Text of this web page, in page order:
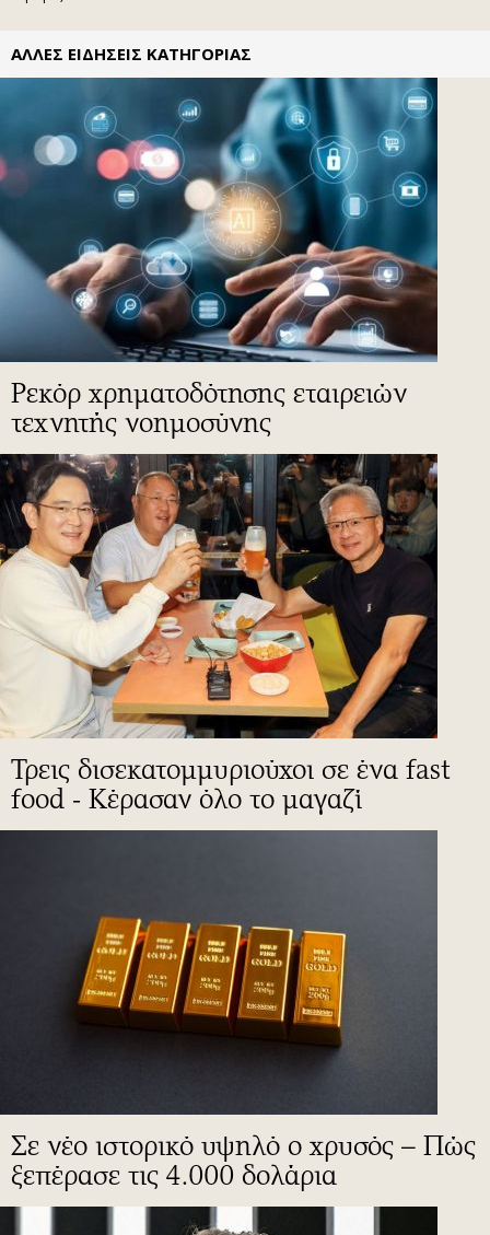
ΑΛΛΕΣ ΕΙΔΗΣΕΙΣ ΚΑΤΗΓΟΡΙΑΣ
Ρεκόρ χρηματοδότησης εταιρειών
τεχνητής νοημοσύνης
Τρεις δισεκατομμυριούχοι σε ένα fast
food - Κέρασαν όλο το μαγαζί
Σε νέο ιστορικό υψηλό ο χρυσός – Πώς
ξεπέρασε τις 4.000 δολάρια